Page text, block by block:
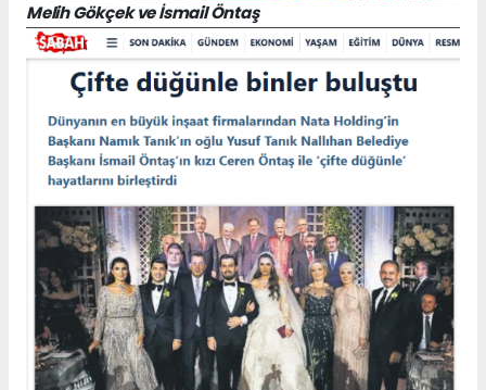
Melih Gökçek ve İsmail Öntaş